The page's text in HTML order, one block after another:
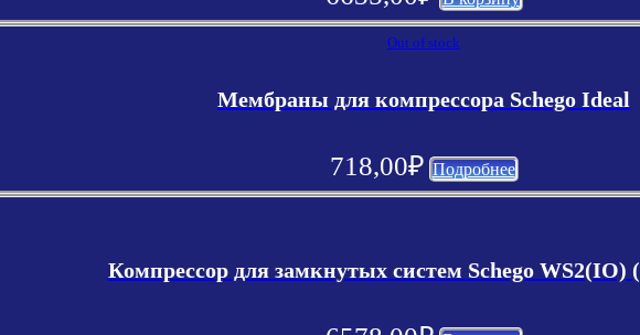
Out of stock
Мембраны для компрессора Schego Ideal
718,00₽ Подробнее
Компрессор для замкнутых систем Schego WS2(IO)